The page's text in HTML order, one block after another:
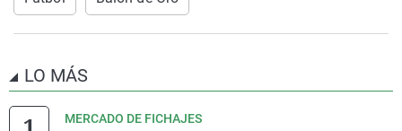
LO MÁS
MERCADO DE FICHAJES